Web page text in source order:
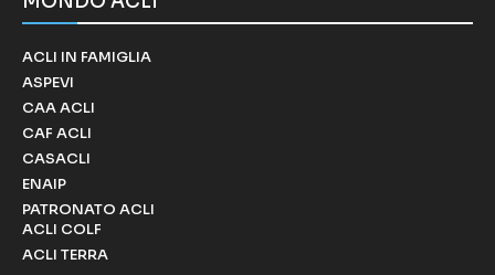
ACLI IN FAMIGLIA
ASPEVI
CAA ACLI
CAF ACLI
CASACLI
ENAIP
PATRONATO ACLI
ACLI COLF
ACLI TERRA